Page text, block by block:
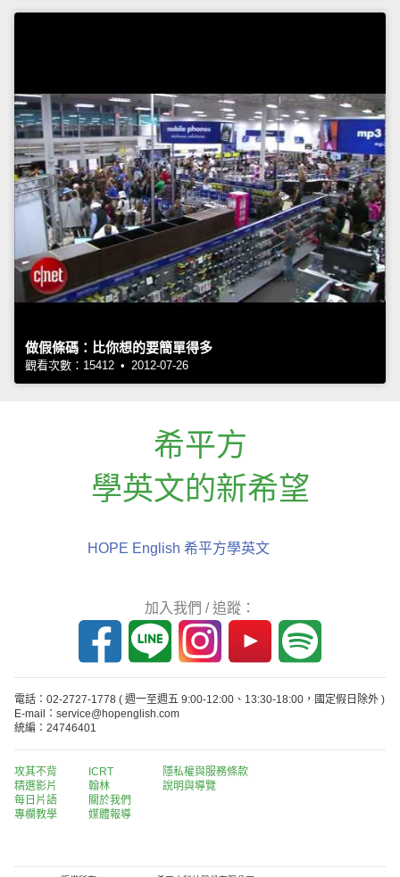
做假條碼：比你想的要簡單得多
觀看次數：15412 • 2012-07-26
希平方
學英文的新希望
HOPE English 希平方學英文
加入我們 / 追蹤：
電話：02-2727-1778 ( 週一至週五 9:00-12:00、13:30-18:00，國定假日除外 )
E-mail：service@hopenglish.com
統編：24746401
攻其不背
精選影片
每日片語
專欄教學
ICRT
翰林
關於我們
媒體報導
隱私權與服務條款
說明與導覽